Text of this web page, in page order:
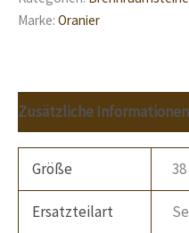
Marke: Oranier
Zusätzliche Informationen
Größe
Ersatzteilart